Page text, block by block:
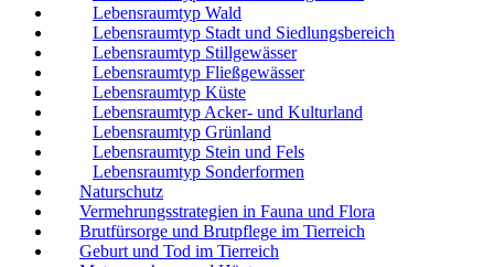
Lebensraumtyp Wald
Lebensraumtyp Stadt und Siedlungsbereich
Lebensraumtyp Stillgewässer
Lebensraumtyp Fließgewässer
Lebensraumtyp Küste
Lebensraumtyp Acker- und Kulturland
Lebensraumtyp Grünland
Lebensraumtyp Stein und Fels
Lebensraumtyp Sonderformen
Naturschutz
Vermehrungsstrategien in Fauna und Flora
Brutfürsorge und Brutpflege im Tierreich
Geburt und Tod im Tierreich